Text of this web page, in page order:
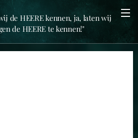
de HEERE kennen, ja, laten wij
de HEERE te kennen!"